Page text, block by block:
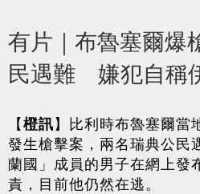
有片｜布魯塞爾爆
民遇難 嫌犯自稱
【橙訊】比利時布魯塞爾當
發生槍擊案，兩名瑞典公民
蘭國」成員的男子在網上發
責，目前他仍然在逃。